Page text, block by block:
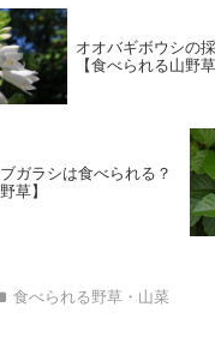
オオバギボウシの
【食べられる山野草
ガラシは食べられる？
草】
食べられる野草・山菜